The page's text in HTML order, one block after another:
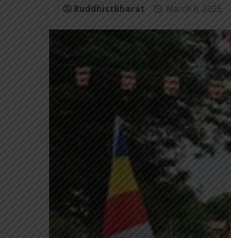
BuddhistBharat March 6, 2025